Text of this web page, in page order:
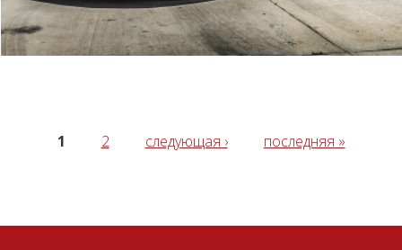
1 2 следующая › последняя »